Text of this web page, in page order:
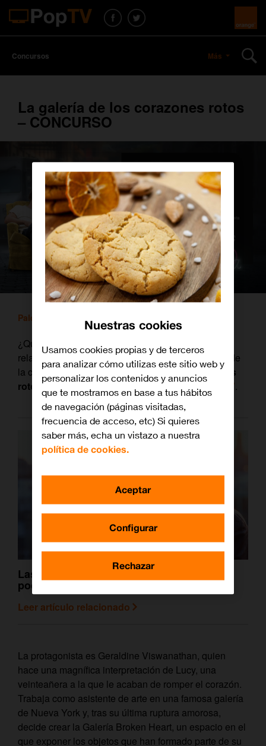
Concursos Más
La galería de los corazones rotos
– CONCURSO
Paloma Cortina / 1 febrero, 2020
¿Qué pasaría si conservaras un souvenir
relación en la que has estado? Esta es la premisa de
la comedia romántica‘La galería de los corazones
rotos’, ya disponible en el videoclub deOrange TV.
Las 17 mejores películas románticas que
podemos recomendarte
Leer artículo relacionado
La protagonista es Geraldine Viswanathan, quien
hace una magnífica interpretación de Lucy, una
veinteañera a la que le acaban de romper el corazón.
Trabaja como asistente de arte en una famosa galería
de Nueva York y, tras su última ruptura amorosa,
decide crear la Galería Broken Heart, un espacio en el
que exponer los objetos que han formado parte de su
Nuestras cookies
Usamos cookies propias y de terceros
para analizar cómo utilizas este sitio web y
personalizar los contenidos y anuncios
que te mostramos en base a tus hábitos
de navegación (páginas visitadas,
frecuencia de acceso, etc) Si quieres
saber más, echa un vistazo a nuestra
política de cookies.
Configurar
Rechazar
Aceptar